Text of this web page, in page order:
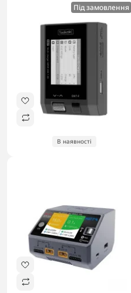
Під замовлення
В наявності